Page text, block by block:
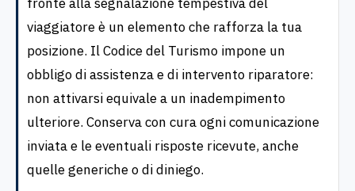
fronte alla segnalazione tempestiva del
viaggiatore è un elemento che rafforza la tua
posizione. Il Codice del Turismo impone un
obbligo di assistenza e di intervento riparatore:
non attivarsi equivale a un inadempimento
ulteriore. Conserva con cura ogni comunicazione
inviata e le eventuali risposte ricevute, anche
quelle generiche o di diniego.